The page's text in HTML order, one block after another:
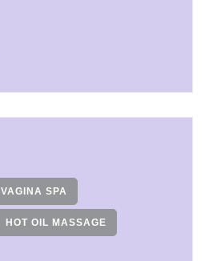
VAGINA SPA
HOT OIL MASSAGE